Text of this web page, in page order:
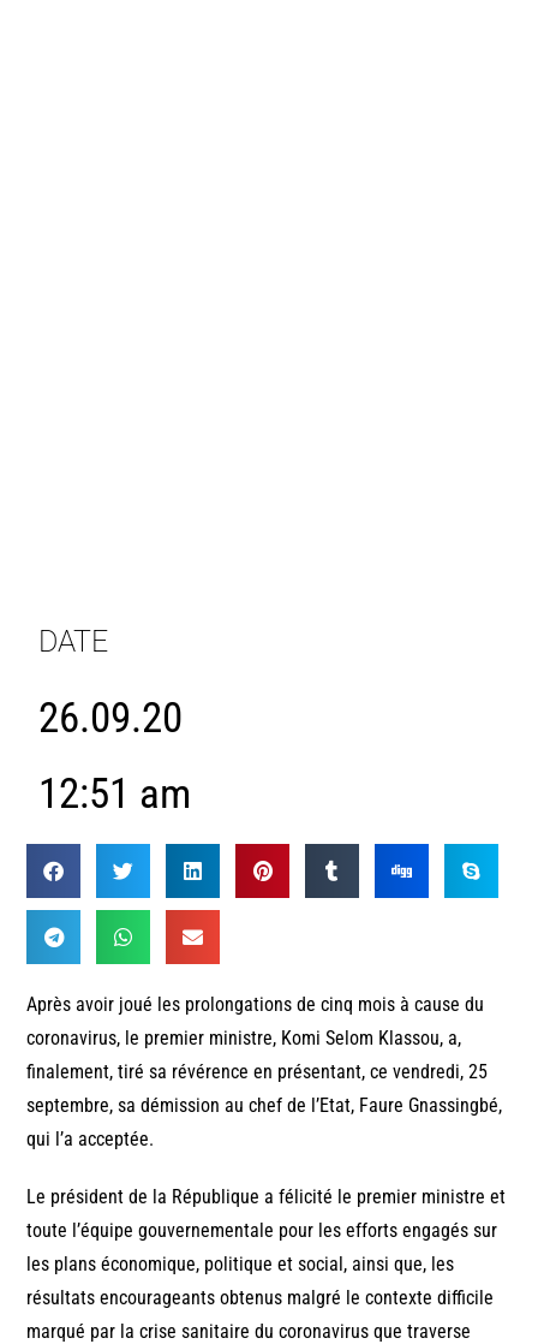
DATE
26.09.20
12:51 am
Après avoir joué les prolongations de cinq mois à cause du
coronavirus, le premier ministre, Komi Selom Klassou, a,
finalement, tiré sa révérence en présentant, ce vendredi, 25
septembre, sa démission au chef de l’Etat, Faure Gnassingbé,
qui l’a acceptée.
Le président de la République a félicité le premier ministre et
toute l’équipe gouvernementale pour les efforts engagés sur
les plans économique, politique et social, ainsi que, les
résultats encourageants obtenus malgré le contexte difficile
marqué par la crise sanitaire du coronavirus que traverse